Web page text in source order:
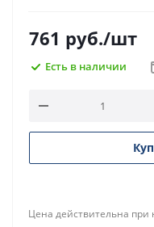
761 руб./шт
Есть в наличии
Цена действительна при